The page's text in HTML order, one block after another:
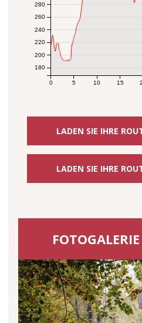
0 5 10 15
180
200
220
240
260
280
LADEN SIE IHRE
LADEN SIE IHRE